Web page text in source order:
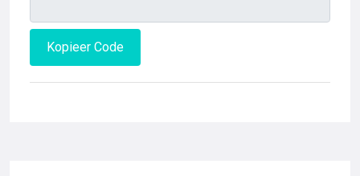
Kopieer Code